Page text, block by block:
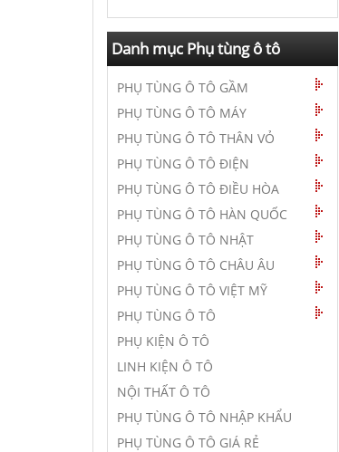
Danh mục Phụ tùng ô tô
PHỤ TÙNG Ô TÔ GẦM
PHỤ TÙNG Ô TÔ MÁY
PHỤ TÙNG Ô TÔ THÂN VỎ
PHỤ TÙNG Ô TÔ ĐIỆN
PHỤ TÙNG Ô TÔ ĐIỀU HÒA
PHỤ TÙNG Ô TÔ HÀN QUỐC
PHỤ TÙNG Ô TÔ NHẬT
PHỤ TÙNG Ô TÔ CHÂU ÂU
PHỤ TÙNG Ô TÔ VIỆT MỸ
PHỤ TÙNG Ô TÔ
PHỤ KIỆN Ô TÔ
LINH KIỆN Ô TÔ
NỘI THẤT Ô TÔ
PHỤ TÙNG Ô TÔ NHẬP KHẨU
PHỤ TÙNG Ô TÔ GIÁ RẺ